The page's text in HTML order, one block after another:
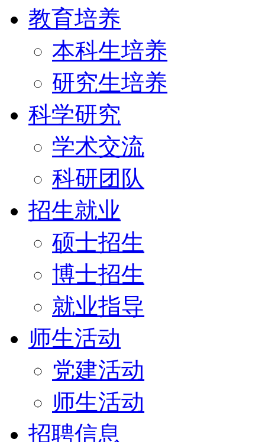
教育培养
本科生培养
研究生培养
科学研究
学术交流
科研团队
招生就业
硕士招生
博士招生
就业指导
师生活动
党建活动
师生活动
招聘信息